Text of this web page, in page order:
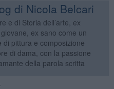
di Nicola Belcari
e di Storia dell’arte, ex
ex sano come un
di pittura e composizione
di dama, con la passione
della parola scritta